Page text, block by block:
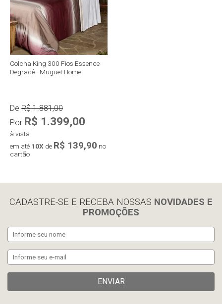
Colcha King 300 Fios Essence
Degradê - Muguet Home
De R$ 1.881,00
Por R$ 1.399,00
à vista
em até 10X de R$ 139,90 no
cartão
Compra rápida
CADASTRE-SE E RECEBA NOSSAS NOVIDADES E
PROMOÇÕES
ENVIAR